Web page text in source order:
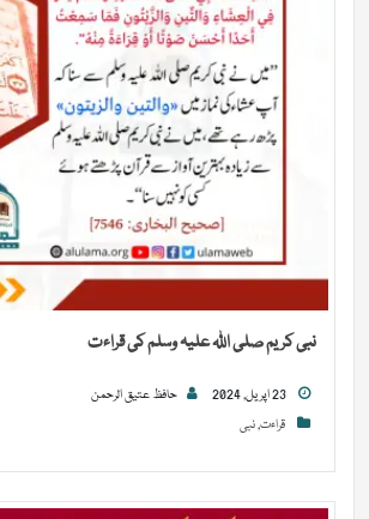
نبی کریم صلی اللہ علیہ وسلم کی قراءت
حافظ عتیق الرحمن
قراءت,نبی